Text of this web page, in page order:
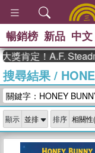
暢銷榜 新品 中文
！A.F. Steadman
搜尋結果/
關鍵字：HONEY
顯示 排序